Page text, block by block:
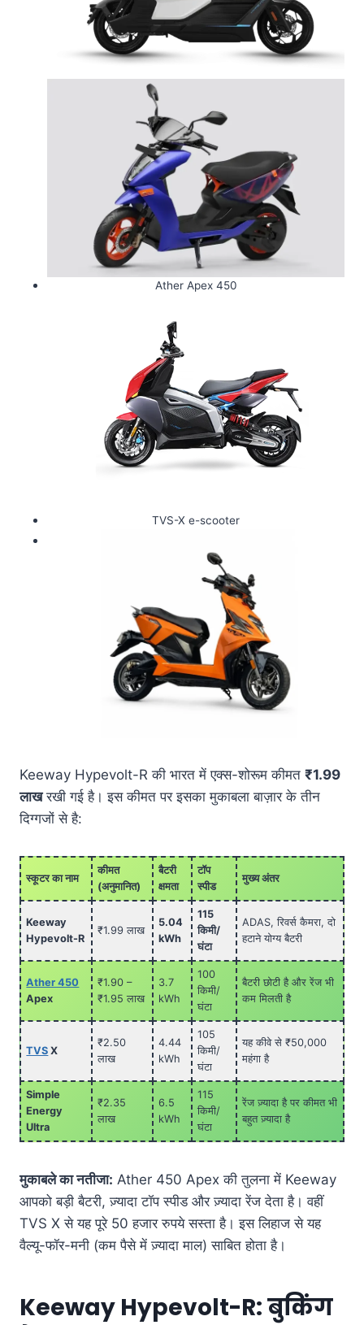
Ather Apex 450
TVS-X e-scooter
Keeway Hypevolt-R की भारत में एक्स-शोरूम कीमत ₹1.99
लाखरखी गई है। इस कीमत पर इसका मुकाबला बाज़ार के तीन
दिग्गजों से है:
स्कूटर का नाम
कीमत
(अनुमानित)
बैटरी
क्षमता
टॉप
स्पीड
मुख्य अंतर
Keeway
Hypevolt-R
₹1.99 लाख
5.04
kWh
115
किमी/
घंटा
ADAS, रिवर्स कैमरा, दो
हटाने योग्य बैटरी
Ather 450
Apex
₹1.90 –
₹1.95 लाख
3.7
kWh
100
किमी/
घंटा
बैटरी छोटी है और रेंज भी
कम मिलती है
TVS X
₹2.50
लाख
4.44
kWh
105
किमी/
घंटा
यह कीवे से ₹50,000
महंगा है
Simple
Energy
Ultra
₹2.35
लाख
6.5
kWh
115
किमी/
घंटा
रेंज ज़्यादा है पर कीमत भी
बहुत ज़्यादा है
मुकाबले का नतीजा: Ather 450 Apex की तुलना में Keeway
आपको बड़ी बैटरी, ज़्यादा टॉप स्पीड और ज़्यादा रेंज देता है। वहीं
TVS X से यह पूरे 50 हजार रुपये सस्ता है। इस लिहाज से यह
वैल्यू-फॉर-मनी (कम पैसे में ज़्यादा माल) साबित होता है।
Keeway Hypevolt-R: बुकिंग